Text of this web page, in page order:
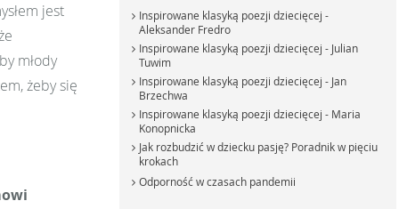
jest
młody
żeby się
Inspirowane klasyką poezji dziecięcej -
Aleksander Fredro
Inspirowane klasyką poezji dziecięcej - Julian
Tuwim
Inspirowane klasyką poezji dziecięcej - Jan
Brzechwa
Inspirowane klasyką poezji dziecięcej - Maria
Konopnicka
Jak rozbudzić w dziecku pasję? Poradnik w pięciu
krokach
Odporność w czasach pandemii